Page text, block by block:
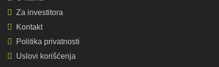
Za investitora
Kontakt
Politika privatnosti
Uslovi korišćenja